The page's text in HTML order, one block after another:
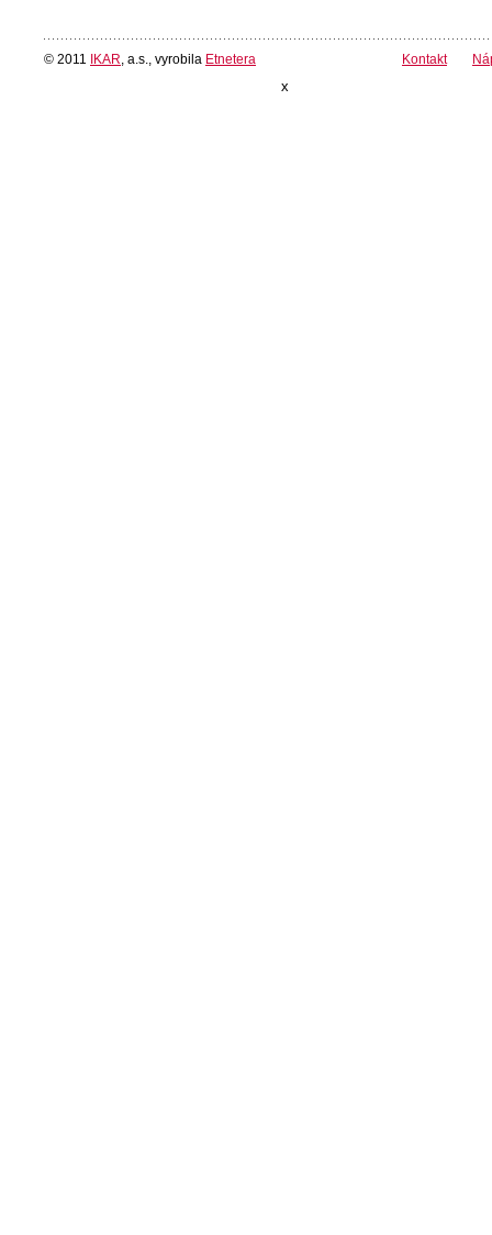
© 2011 IKAR , a.s., vyrobila Etnetera Kontakt
x